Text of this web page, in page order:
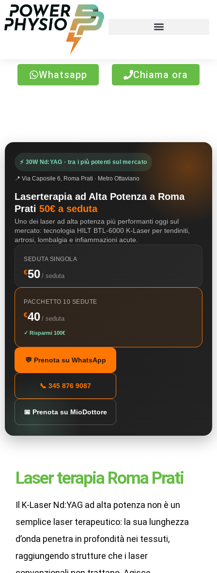
Chiama ora
Whatsapp
⚡ 30W Nd:YAG · tra i più potenti sul mercato
📍 Via Caposile 6, Roma Prati · Metro Ottaviano
Laserterapia ad Alta Potenza a Roma
Prati 50€ a seduta
Uno dei laser ad alta potenza più performanti oggi sul
mercato: tecnologia HILT BTL-6000 K-Laser per tendiniti,
artrosi, lombalgia e infiammazioni acute.
SEDUTA SINGOLA
€50 / seduta
PACCHETTO 10 SEDUTE
€40 / seduta
✓ Risparmi 100€
💬 Prenota su WhatsApp
📞 345 876 9087
📅 Prenota su MioDottore
Laser terapia Roma Prati
Il K-Laser Nd:YAG ad alta potenza non è un
semplice laser terapeutico: la sua lunghezza
d’onda penetra in profondità nei tessuti,
raggiungendo strutture che i laser